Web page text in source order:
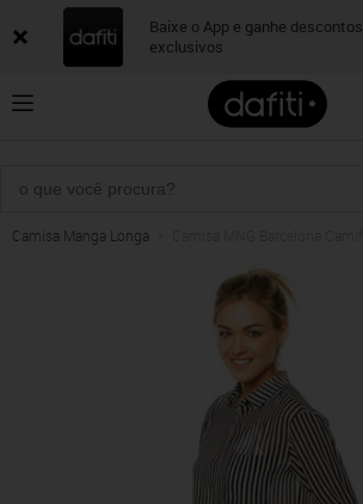
Baixe o App e ganhe descontos
exclusivos
Camisa Manga Longa